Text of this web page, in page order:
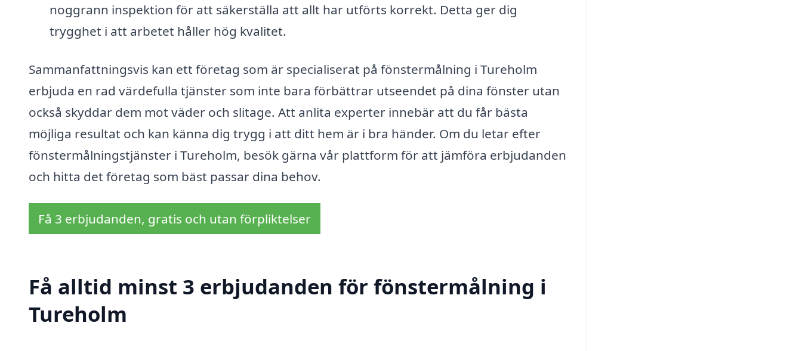
noggrann inspektion för att säkerställa att allt har utförts korrekt. Detta ger dig
trygghet i att arbetet håller hög kvalitet.
Sammanfattningsvis kan ett företag som är specialiserat på fönstermålning i Tureholm
erbjuda en rad värdefulla tjänster som inte bara förbättrar utseendet på dina fönster utan
också skyddar dem mot väder och slitage. Att anlita experter innebär att du får bästa
möjliga resultat och kan känna dig trygg i att ditt hem är i bra händer. Om du letar efter
fönstermålningstjänster i Tureholm, besök gärna vår plattform för att jämföra erbjudanden
och hitta det företag som bäst passar dina behov.
Få 3 erbjudanden, gratis och utan förpliktelser
Få alltid minst 3 erbjudanden för fönstermålning i
Tureholm